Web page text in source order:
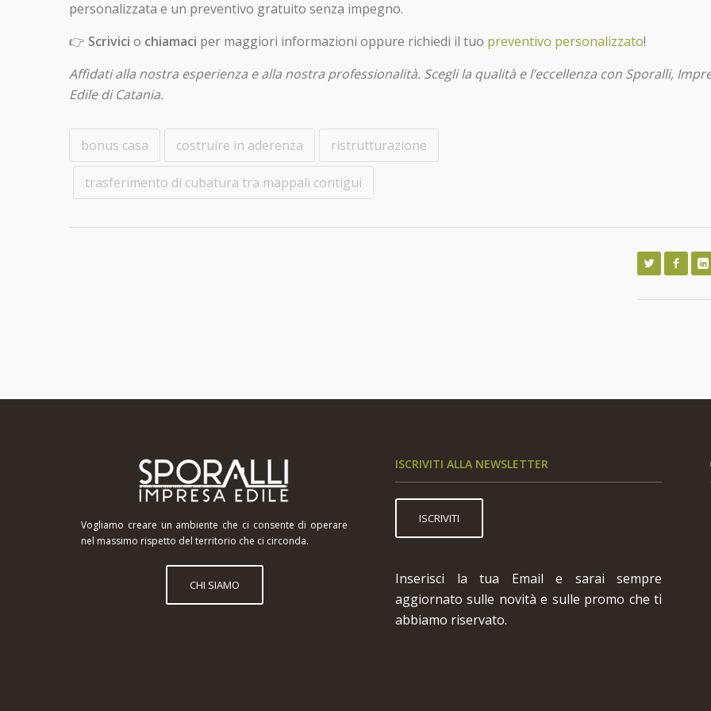
personalizzata e un preventivo gratuito senza impegno.
👉 Scrivici o chiamaci per maggiori informazioni oppure richiedi il tuo preventivo personalizzato!
Affidati alla nostra esperienza e alla nostra professionalità. Scegli la qualità e l’eccellenza con Sporalli,
Edile di Catania.
bonus casa costruire in aderenza ristrutturazione
trasferimento di cubatura tra mappali contigui
Vogliamo creare un ambiente che ci consente di operare
nel massimo rispetto del territorio che ci circonda.
CHI SIAMO
ISCRIVITI ALLA NEWSLETTER
ISCRIVITI
Inserisci la tua Email e sarai sempre
aggiornato sulle novità e sulle promo che ti
abbiamo riservato.